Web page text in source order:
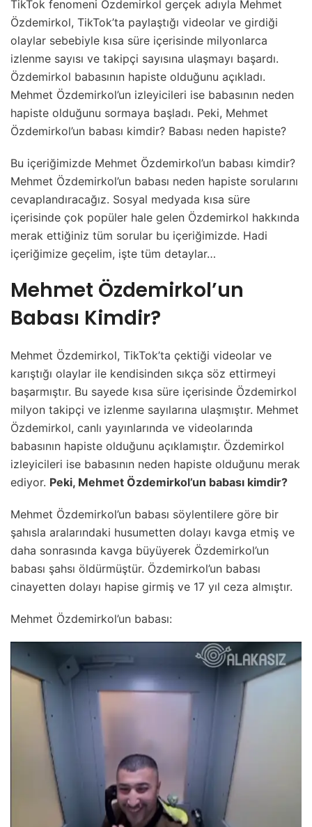
TikTok fenomeni Özdemirkol gerçek adıyla Mehmet
Özdemirkol, TikTok’ta paylaştığı videolar ve girdiği
olaylar sebebiyle kısa süre içerisinde milyonlarca
izlenme sayısı ve takipçi sayısına ulaşmayı başardı.
Özdemirkol babasının hapiste olduğunu açıkladı.
Mehmet Özdemirkol’un izleyicileri ise babasının neden
hapiste olduğunu sormaya başladı. Peki, Mehmet
Özdemirkol’un babası kimdir? Babası neden hapiste?
Bu içeriğimizde Mehmet Özdemirkol’un babası kimdir?
Mehmet Özdemirkol’un babası neden hapiste sorularını
cevaplandıracağız. Sosyal medyada kısa süre
içerisinde çok popüler hale gelen Özdemirkol hakkında
merak ettiğiniz tüm sorular bu içeriğimizde. Hadi
içeriğimize geçelim, işte tüm detaylar…
Mehmet Özdemirkol’un
Babası Kimdir?
Mehmet Özdemirkol, TikTok’ta çektiği videolar ve
karıştığı olaylar ile kendisinden sıkça söz ettirmeyi
başarmıştır. Bu sayede kısa süre içerisinde Özdemirkol
milyon takipçi ve izlenme sayılarına ulaşmıştır. Mehmet
Özdemirkol, canlı yayınlarında ve videolarında
babasının hapiste olduğunu açıklamıştır. Özdemirkol
izleyicileri ise babasının neden hapiste olduğunu merak
ediyor. Peki, Mehmet Özdemirkol’un babası kimdir?
Mehmet Özdemirkol’un babası söylentilere göre bir
şahısla aralarındaki husumetten dolayı kavga etmiş ve
daha sonrasında kavga büyüyerek Özdemirkol’un
babası şahsı öldürmüştür. Özdemirkol’un babası
cinayetten dolayı hapise girmiş ve 17 yıl ceza almıştır.
Mehmet Özdemirkol’un babası: